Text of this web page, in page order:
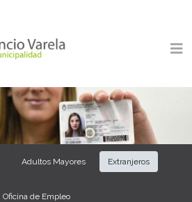
Adultos Mayores Extranjeros
Oficina de Empleo